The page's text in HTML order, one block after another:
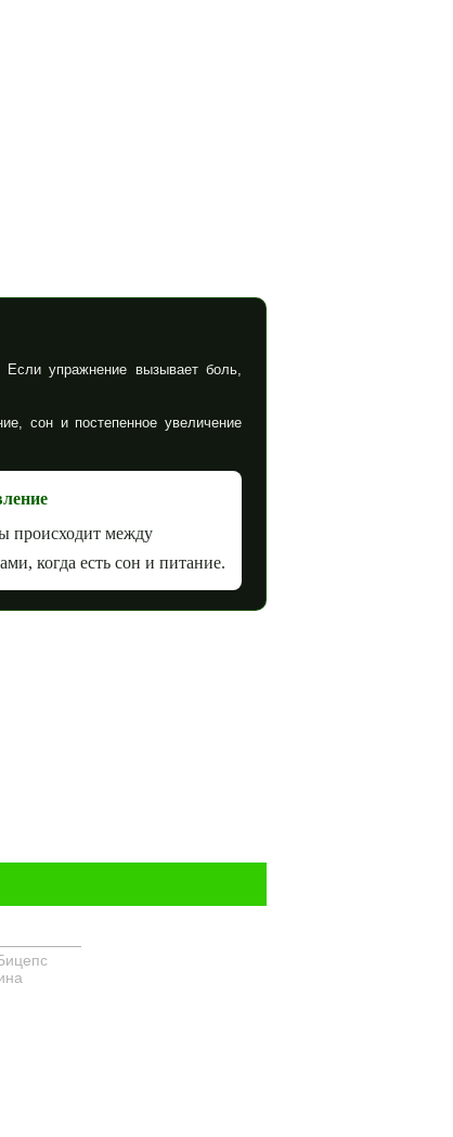
Если упражнение вызывает боль,
сон и постепенное увеличение
происходит между
когда есть сон и питание.